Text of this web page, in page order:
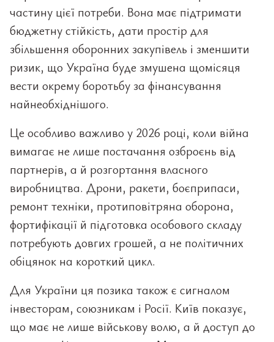
частину цієї потреби. Вона має підтримати
бюджетну стійкість, дати простір для
збільшення оборонних закупівель і зменшити
ризик, що Україна буде змушена щомісяця
вести окрему боротьбу за фінансування
найнеобхіднішого.
Це особливо важливо у 2026 році, коли війна
вимагає не лише постачання озброєнь від
партнерів, а й розгортання власного
виробництва. Дрони, ракети, боєприпаси,
ремонт техніки, протиповітряна оборона,
фортифікації й підготовка особового складу
потребують довгих грошей, а не політичних
обіцянок на короткий цикл.
Для України ця позика також є сигналом
інвесторам, союзникам і Росії. Київ показує,
що має не лише військову волю, а й доступ до